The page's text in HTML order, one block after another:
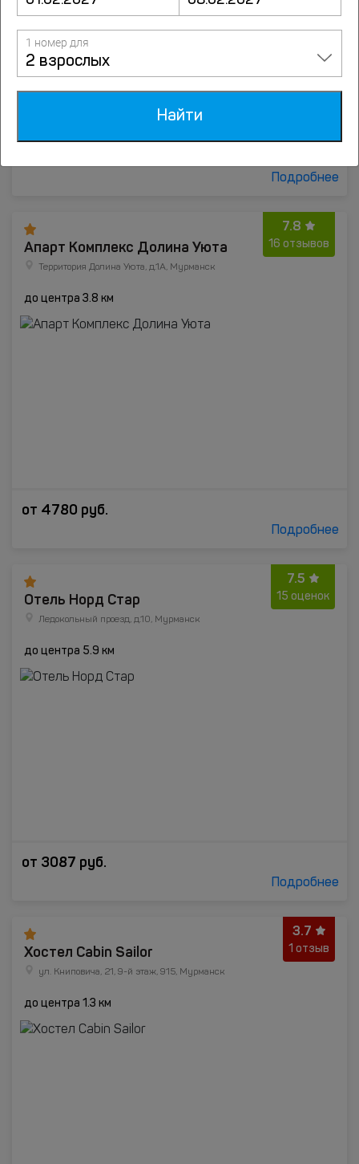
Подробнее
7.8
16 отзывов
Апарт Комплекс Долина Уюта
Территория Долина Уюта, д.1А, Мурманск
до центра 3.8 км
от 4780 руб.
Подробнее
7.5
15 оценок
Отель Норд Стар
Ледокольный проезд, д.10, Мурманск
до центра 5.9 км
от 3087 руб.
Подробнее
3.7
1 отзыв
Хостел Cabin Sailor
ул. Книповича, 21, 9-й этаж, 915, Мурманск
до центра 1.3 км
1 номер для
2 взрослых
Найти